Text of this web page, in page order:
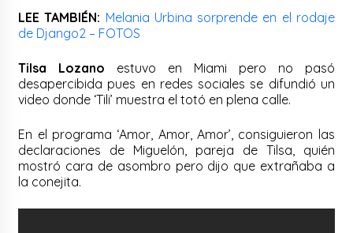
LEE TAMBIÉN: Melania Urbina sorprende en el rodaje
de Django2 – FOTOS
Tilsa Lozano estuvo en Miami pero no pasó
desapercibida pues en redes sociales se difundió un
video donde ‘Tili’ muestra el totó en plena calle.
En el programa ‘Amor, Amor, Amor’, consiguieron las
declaraciones de Miguelón, pareja de Tilsa, quién
mostró cara de asombro pero dijo que extrañaba a
la conejita.